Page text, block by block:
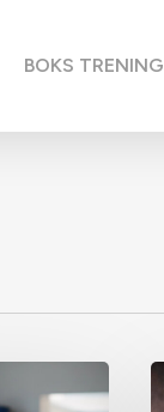
BOKS TRENING